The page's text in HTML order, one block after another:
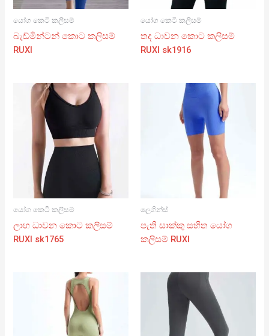
යෝග කෙටි කලිසම්
බැඩ්මින්ටන් කොට කලිසම්
RUXI
යෝග කෙටි කලිසම්
තද ධාවන කොට කලිසම්
RUXI sk1916
යෝග කෙටි කලිසම්
ලාභ ධාවන කොට කලිසම්
RUXI sk1765
ලෙගින්ස්
පැති සාක්කු සහිත යෝග
කලිසම් RUXI